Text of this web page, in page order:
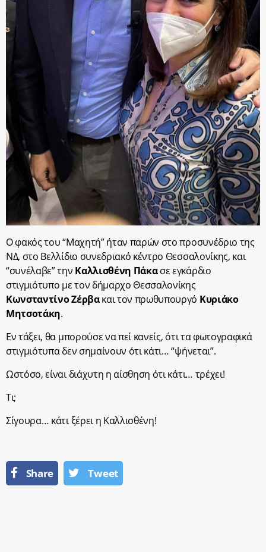
Ο φακός του “Μαχητή” ήταν παρών στο προσυνέδριο της
ΝΔ, στο Βελλίδιο συνεδριακό κέντρο Θεσσαλονίκης, και
“συνέλαβε” την Καλλισθένη Πάκασε εγκάρδιο
στιγμιότυπο με τον δήμαρχο Θεσσαλονίκης
Κωνσταντίνο Ζέρβακαι τον πρωθυπουργό Κυριάκο
Μητσοτάκη.
Εν τάξει, θα μπορούσε να πεί κανείς, ότι τα φωτογραφικά
στιγμιότυπα δεν σημαίνουν ότι κάτι… “ψήνεται”.
Ωστόσο, είναι διάχυτη η αίσθηση ότι κάτι… τρέχει!
Τι;
Σίγουρα… κάτι ξέρει η Καλλισθένη!
Share Tweet